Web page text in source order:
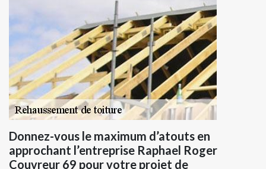
Donnez-vous le maximum d’atouts en
approchant l’entreprise Raphael Roger
Couvreur 69 pour votre projet de